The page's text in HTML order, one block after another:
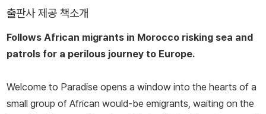
출판사 제공 책소개
Follows African migrants in Morocco risking sea and
patrols for a perilous journey to Europe.
Welcome to Paradise opens a window into the hearts of a
small group of African would-be emigrants, waiting on the